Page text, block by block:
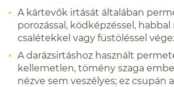
A kártevők irtását általában
porozással, ködképzéssel,
csalétekkel vagy füstöléssel
A darázsirtáshoz használt
kellemetlen, tömény szaga
nézve sem veszélyes; ez csupán